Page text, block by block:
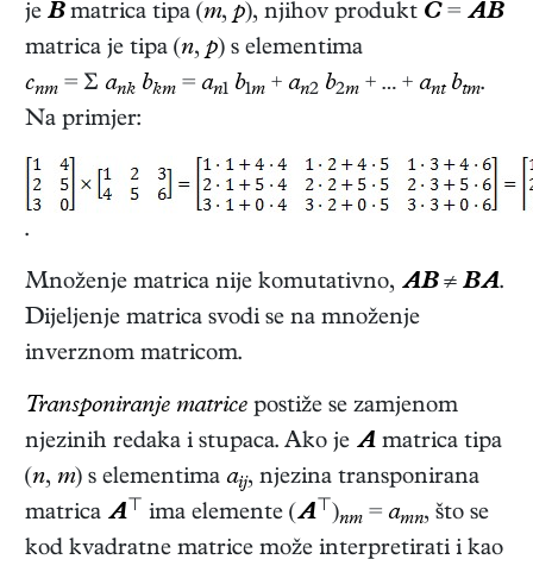
je Bmatrica tipa (m,p), njihov produkt C= AB
matrica je tipa (n,p) s elementima
cnm = Σ ank bkm = an1 b1m + an2 b2m + … + antbtm.
Na primjer:
.
Množenje matrica nije komutativno, AB≠ BA.
Dijeljenje matrica svodi se na množenje
inverznom matricom.
Transponiranje matrice postiže se zamjenom
njezinih redaka i stupaca. Ako je A matrica tipa
(n, m) s elementima aij, njezina transponirana
matrica A ⊤ ima elemente (A ⊤ )nm = amn, što se
kod kvadratne matrice može interpretirati i kao